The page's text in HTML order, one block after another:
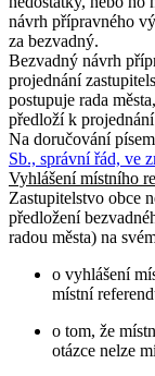
návrh přípravného
za bezvadný.
Bezvadný návrh
projednání
postupuje rada
předloží k
Na doručování
Sb., správní řád, ve
Vyhlášení místního
Zastupitelstvo obce
předložení
radou města) na
o vyhlášení
místní
o tom, že
otázce nelze